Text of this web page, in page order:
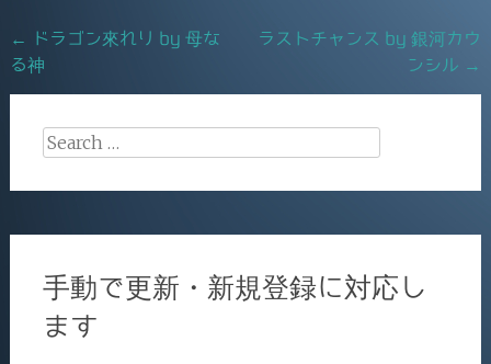
o
k
Post
navigation
←
ドラゴン來れり by 母な
る神
ラストチャンス by 銀河カウ
ンシル →
Search
手動で更新・新規登録に対応し
ます